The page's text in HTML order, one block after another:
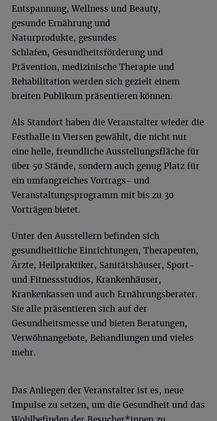
Entspannung, Wellness und Beauty,
gesunde Ernährung und
Naturprodukte, gesundes
Schlafen, Gesundheitsförderung und
Prävention, medizinische Therapie und
Rehabilitation werden sich gezielt einem
breiten Publikum präsentieren können.
Als Standort haben die Veranstalter wieder die
Festhalle in Viersen gewählt, die nicht nur
eine helle, freundliche Ausstellungsfläche für
über 50 Stände, sondern auch genug Platz für
ein umfangreiches Vortrags- und
Veranstaltungsprogramm mit bis zu 30
Vorträgen bietet.
Unter den Ausstellern befinden sich
gesundheitliche Einrichtungen, Therapeuten,
Ärzte, Heilpraktiker, Sanitätshäuser, Sport-
und Fitnessstudios, Krankenhäuser,
Krankenkassen und auch Ernährungsberater.
Sie alle präsentieren sich auf der
Gesundheitsmesse und bieten Beratungen,
Verwöhnangebote, Behandlungen und vieles
mehr.
Das Anliegen der Veranstalter ist es, neue
Impulse zu setzen, um die Gesundheit und das